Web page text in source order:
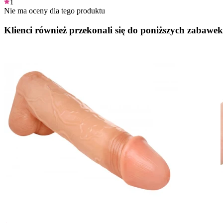
1
Nie ma oceny dla tego produktu
Klienci również przekonali się do poniższych